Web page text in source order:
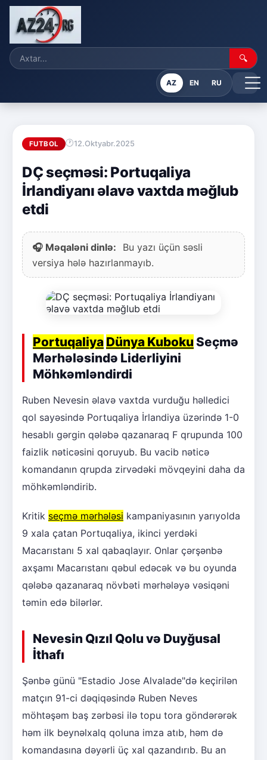
🔍
AZ EN RU
FUTBOL 12.Oktyabr.2025
DÇ seçməsi: Portuqaliya
İrlandiyanı əlavə vaxtda məğlub
etdi
🎧 Məqaləni dinlə:
Bu yazı üçün səsli
versiya hələ hazırlanmayıb.
Portuqaliya Dünya Kuboku Seçmə
Mərhələsində Liderliyini
Möhkəmləndirdi
Ruben Nevesin əlavə vaxtda vurduğu həlledici
qol sayəsində Portuqaliya İrlandiya üzərində 1-0
hesablı gərgin qələbə qazanaraq F qrupunda 100
faizlik nəticəsini qoruyub. Bu vacib nəticə
komandanın qrupda zirvədəki mövqeyini daha da
möhkəmləndirib.
Kritik seçmə mərhələsi kampaniyasının yarıyolda
9 xala çatan Portuqaliya, ikinci yerdəki
Macarıstanı 5 xal qabaqlayır. Onlar çərşənbə
axşamı Macarıstanı qəbul edəcək və bu oyunda
qələbə qazanaraq növbəti mərhələyə vəsiqəni
təmin edə bilərlər.
Nevesin Qızıl Qolu və Duyğusal
İthafı
Şənbə günü "Estadio Jose Alvalade"də keçirilən
matçın 91-ci dəqiqəsində Ruben Neves
möhtəşəm baş zərbəsi ilə topu tora göndərərək
həm ilk beynəlxalq qoluna imza atıb, həm də
komandasına dəyərli üç xal qazandırıb. Bu an